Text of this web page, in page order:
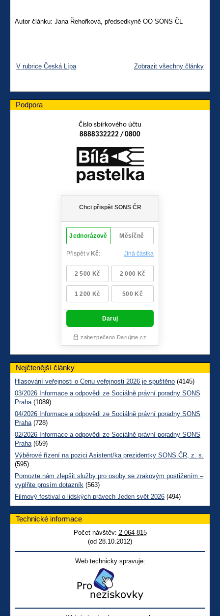
Autor článku: Jana Řehořková, předsedkyně OO SONS ČL
V rubrice Česká Lípa Zobrazit všechny články
Podpora
Číslo sbírkového účtu
8888332222 / 0800
Nejčtenější články
Hlasování veřejnosti o Cenu veřejnosti 2026 je spuštěno (4145)
03/2026 Informace a odpovědi ze Sociálně právní poradny SONS
Praha(1089)
04/2026 Informace a odpovědi ze Sociálně právní poradny SONS
Praha(728)
02/2026 Informace a odpovědi ze Sociálně právní poradny SONS
Praha(659)
Výběrové řízení na pozici Asistent/ka prezidentky SONS ČR, z. s.
(595)
Pomozte nám zlepšit služby pro osoby se zrakovým postižením –
vyplňte prosím dotazník (563)
Filmový festival o lidských právech Jeden svět 2026 (494)
Technické informace
Počet návštěv: 2 064 815
(od 28.10.2012)
Web technicky spravuje: